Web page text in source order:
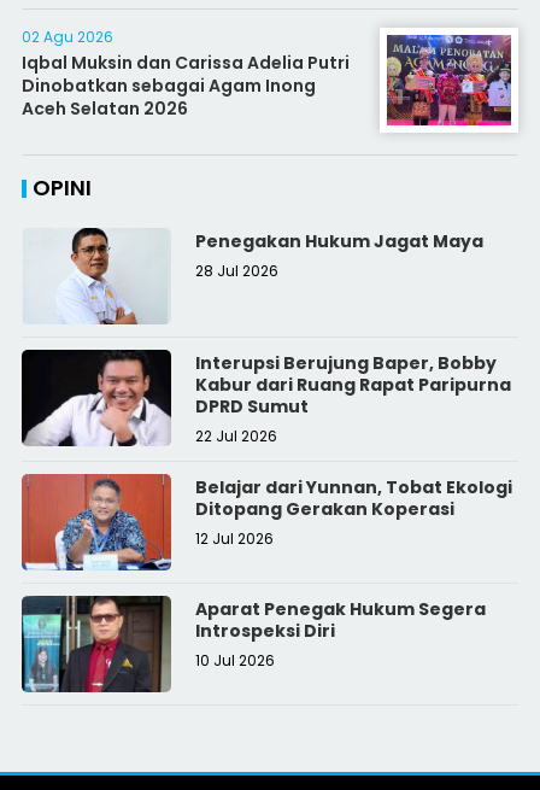
02 Agu 2026
Iqbal Muksin dan Carissa Adelia Putri
Dinobatkan sebagai Agam Inong
Aceh Selatan 2026
OPINI
Penegakan Hukum Jagat Maya
28 Jul 2026
Interupsi Berujung Baper, Bobby
Kabur dari Ruang Rapat Paripurna
DPRD Sumut
22 Jul 2026
Belajar dari Yunnan, Tobat Ekologi
Ditopang Gerakan Koperasi
12 Jul 2026
Aparat Penegak Hukum Segera
Introspeksi Diri
10 Jul 2026